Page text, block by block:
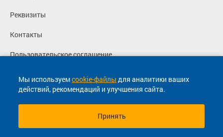
Мы используемcookie-файлы для аналитики ваших
действий, рекомендаций и улучшения сайта.
Принять
Реквизиты
Контакты
Пользовательское соглашение
Политика конфиденциальности
Согласие на маркетинговые сообщения
© 2013-2026, ООО "Капитал"- Онлайн сервис продажи